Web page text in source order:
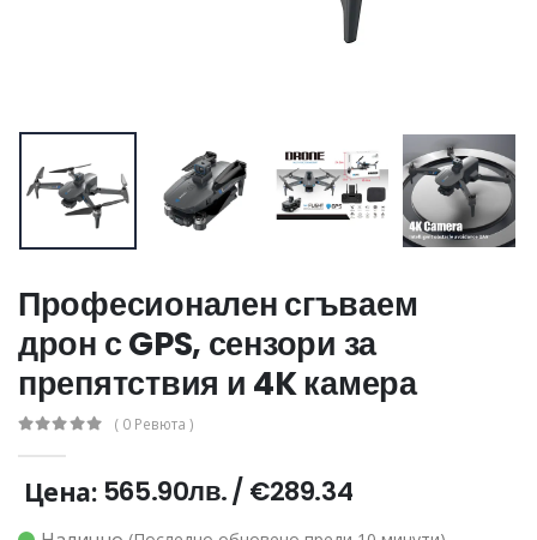
Професионален сгъваем
дрон с GPS, сензори за
препятствия и 4K камера
( 0 Ревюта )
Цена: 565.90лв./€289.34